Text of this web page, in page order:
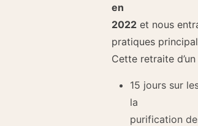
en
2022et nous
pratiques
Cette retraite
15 jours sur
la
purification